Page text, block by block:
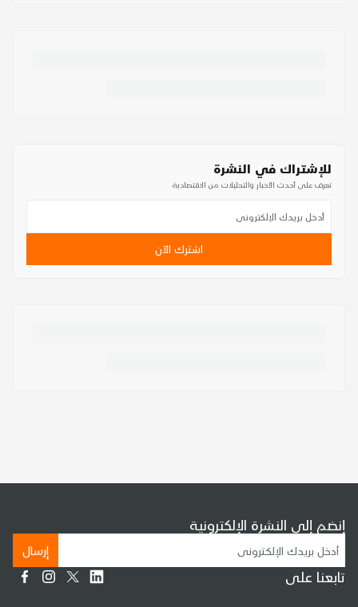
للإشتراك في النشرة
تعرف على أحدث الأخبار والتحليلات من الاقتصادية
اشترك الآن
إنضم إلى النشرة الإلكترونية
إرسال
تابعنا على